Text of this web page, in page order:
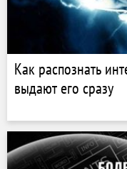
Как распознать
выдают его сразу